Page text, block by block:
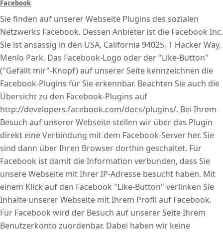
Facebook
Sie finden auf unserer Webseite Plugins des sozialen
Netzwerks Facebook. Dessen Anbieter ist die Facebook Inc.
Sie ist ansässig in den USA, California 94025, 1 Hacker Way,
Menlo Park. Das Facebook-Logo oder der "Like-Button"
("Gefällt mir"-Knopf) auf unserer Seite kennzeichnen die
Facebook-Plugins für Sie erkennbar. Beachten Sie auch die
Übersicht zu den Facebook-Plugins auf
http://developers.facebook.com/docs/plugins/. Bei Ihrem
Besuch auf unserer Webseite stellen wir über das Plugin
direkt eine Verbindung mit dem Facebook-Server her. Sie
sind dann über Ihren Browser dorthin geschaltet. Für
Facebook ist damit die Information verbunden, dass Sie
unsere Webseite mit Ihrer IP-Adresse besucht haben. Mit
einem Klick auf den Facebook "Like-Button" verlinken Sie
Inhalte unserer Webseite mit Ihrem Profil auf Facebook.
Für Facebook wird der Besuch auf unserer Seite Ihrem
Benutzerkonto zuordenbar. Dabei haben wir keine